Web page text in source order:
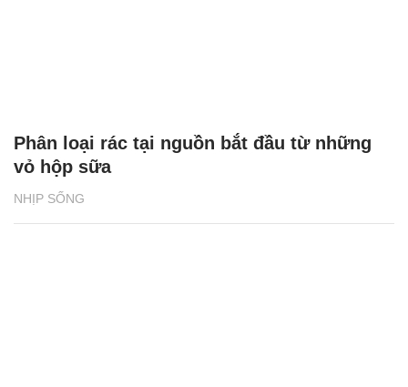
NHỊP SỐNG
Phân loại rác tại nguồn bắt đầu từ những
vỏ hộp sữa